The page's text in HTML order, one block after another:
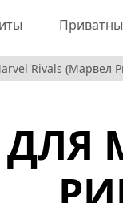
Rivals (Марвел